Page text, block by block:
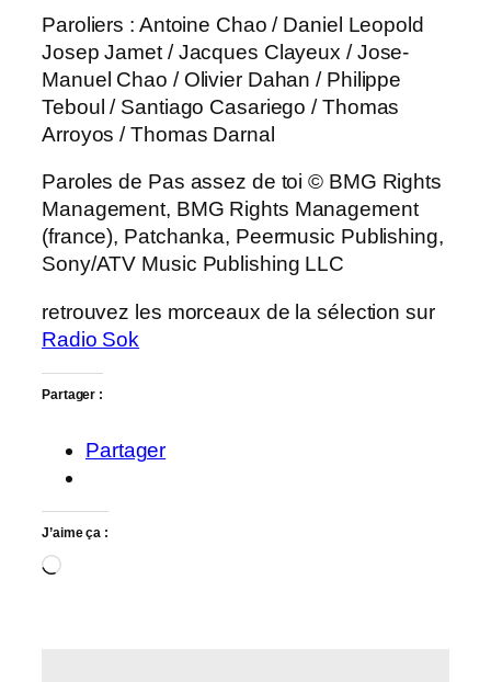
Paroliers : Antoine Chao / Daniel Leopold
Josep Jamet / Jacques Clayeux / Jose-
Manuel Chao / Olivier Dahan / Philippe
Teboul / Santiago Casariego / Thomas
Arroyos / Thomas Darnal
Paroles de Pas assez de toi © BMG Rights
Management, BMG Rights Management
(france), Patchanka, Peermusic Publishing,
Sony/ATV Music Publishing LLC
retrouvez les morceaux de la sélection sur
Radio Sok
Partager :
Partager
J’aime ça :
Chargement…